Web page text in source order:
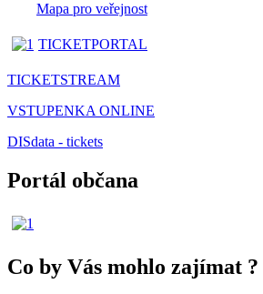
Mapa pro veřejnost
TICKETPORTAL
TICKETSTREAM
VSTUPENKA ONLINE
DISdata - tickets
Portál občana
Co by Vás mohlo zajímat ?